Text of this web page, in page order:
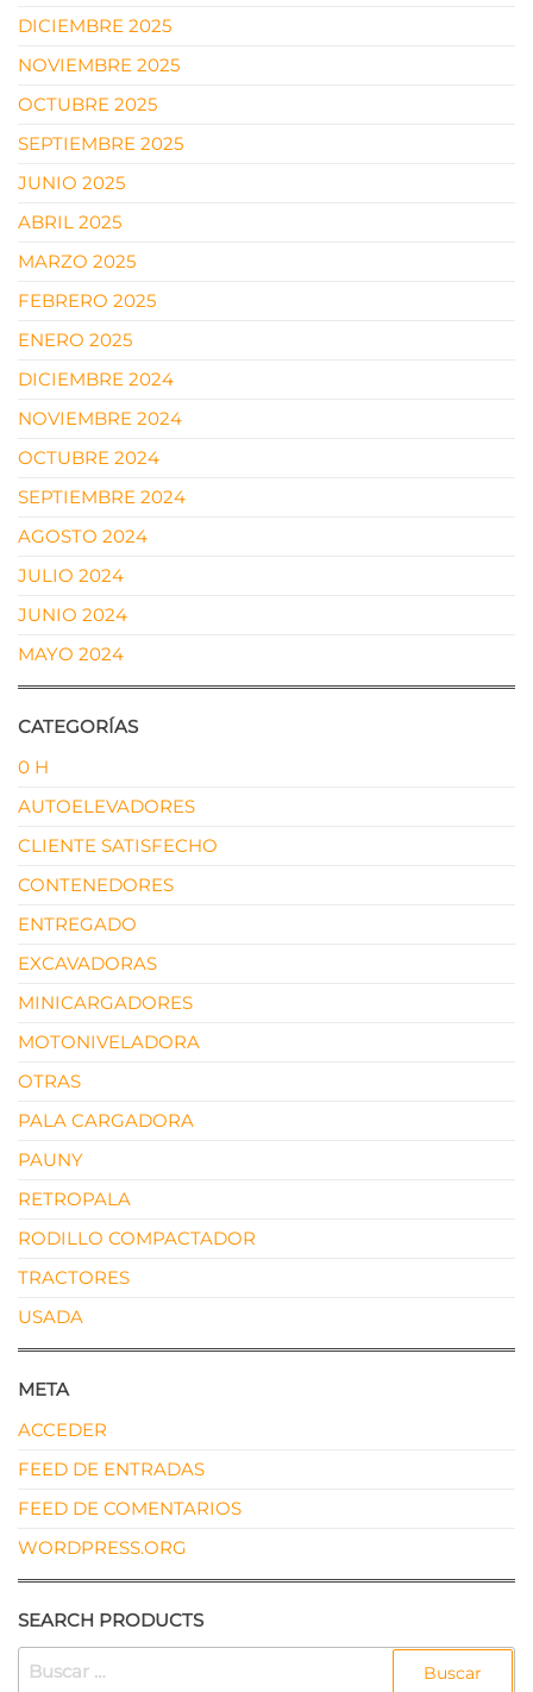
DICIEMBRE 2025
NOVIEMBRE 2025
OCTUBRE 2025
SEPTIEMBRE 2025
JUNIO 2025
ABRIL 2025
MARZO 2025
FEBRERO 2025
ENERO 2025
DICIEMBRE 2024
NOVIEMBRE 2024
OCTUBRE 2024
SEPTIEMBRE 2024
AGOSTO 2024
JULIO 2024
JUNIO 2024
MAYO 2024
CATEGORÍAS
0 H
AUTOELEVADORES
CLIENTE SATISFECHO
CONTENEDORES
ENTREGADO
EXCAVADORAS
MINICARGADORES
MOTONIVELADORA
OTRAS
PALA CARGADORA
PAUNY
RETROPALA
RODILLO COMPACTADOR
TRACTORES
USADA
META
ACCEDER
FEED DE ENTRADAS
FEED DE COMENTARIOS
WORDPRESS.ORG
SEARCH PRODUCTS
BUSCAR: